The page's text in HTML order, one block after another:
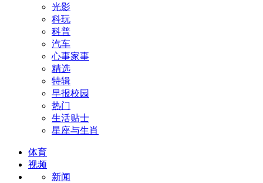
光影
科玩
科普
汽车
心事家事
精选
特辑
早报校园
热门
生活贴士
星座与生肖
体育
视频
新闻